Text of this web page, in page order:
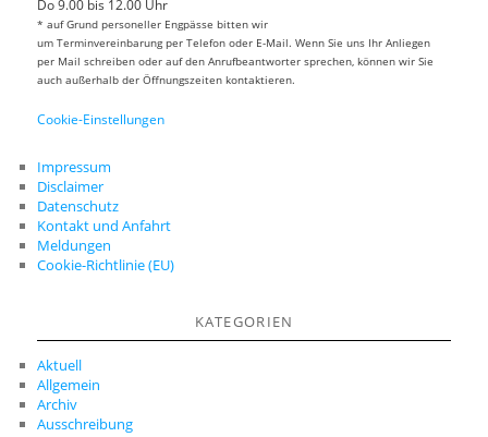
Do 9.00 bis 12.00 Uhr
* auf Grund personeller Engpässe bitten wir
um Terminvereinbarung per Telefon oder E-Mail. Wenn Sie uns Ihr Anliegen
per Mail schreiben oder auf den Anrufbeantworter sprechen, können wir Sie
auch außerhalb der Öffnungszeiten kontaktieren.
Cookie-Einstellungen
Impressum
Disclaimer
Datenschutz
Kontakt und Anfahrt
Meldungen
Cookie-Richtlinie (EU)
KATEGORIEN
Aktuell
Allgemein
Archiv
Ausschreibung